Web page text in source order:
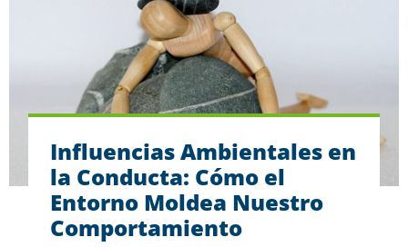
Influencias Ambientales en
la Conducta: Cómo el
Entorno Moldea Nuestro
Comportamiento